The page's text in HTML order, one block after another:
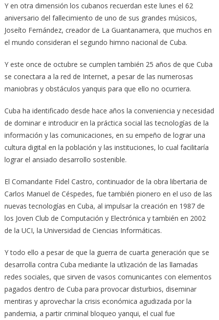
Y en otra dimensión los cubanos recuerdan este lunes el 62
aniversario del fallecimiento de uno de sus grandes músicos,
Joseíto Fernández, creador de La Guantanamera, que muchos en
el mundo consideran el segundo himno nacional de Cuba.
Y este once de octubre se cumplen también 25 años de que Cuba
se conectara a la red de Internet, a pesar de las numerosas
maniobras y obstáculos yanquis para que ello no ocurriera.
Cuba ha identificado desde hace años la conveniencia y necesidad
de dominar e introducir en la práctica social las tecnologías de la
información y las comunicaciones, en su empeño de lograr una
cultura digital en la población y las instituciones, lo cual facilitaría
lograr el ansiado desarrollo sostenible.
El Comandante Fidel Castro, continuador de la obra libertaria de
Carlos Manuel de Céspedes, fue también pionero en el uso de las
nuevas tecnologías en Cuba, al impulsar la creación en 1987 de
los Joven Club de Computación y Electrónica y también en 2002
de la UCI, la Universidad de Ciencias Informáticas.
Y todo ello a pesar de que la guerra de cuarta generación que se
desarrolla contra Cuba mediante la utlización de las llamadas
redes sociales, que sirven de vasos comunicantes con elementos
pagados dentro de Cuba para provocar disturbios, diseminar
mentiras y aprovechar la crisis económica agudizada por la
pandemia, a partir criminal bloqueo yanqui, el cual fue